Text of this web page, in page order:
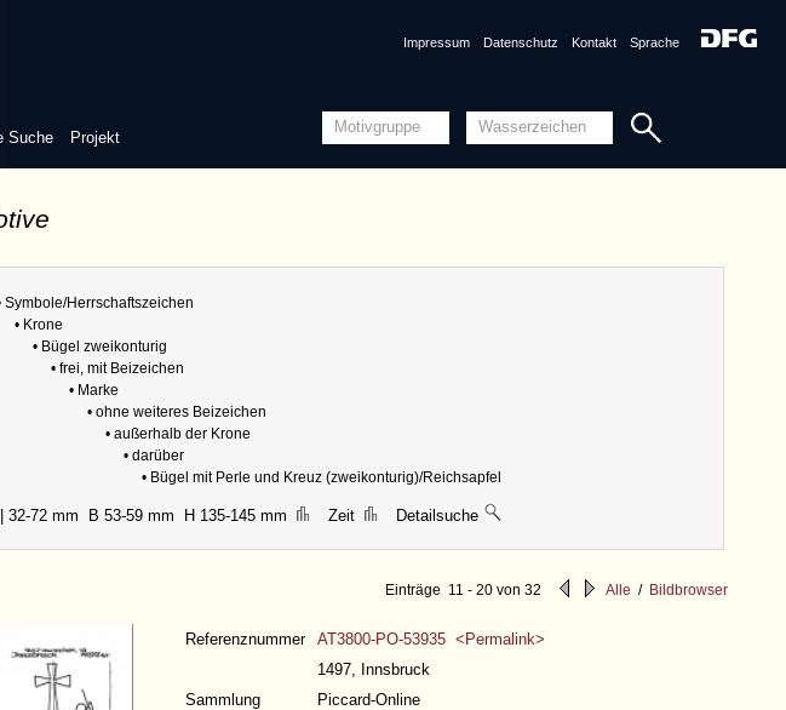
Suche Projekt
Impressum Datenschutz Kontakt Sprache
Symbole/Herrschaftszeichen
• Krone
• Bügel zweikonturig
• frei, mit Beizeichen
• Marke
• ohne weiteres Beizeichen
• außerhalb der Krone
• darüber
• Bügel mit Perle und Kreuz (zweikonturig)/Reichsapfel
|| 32-72 mm B 53-59 mm H 135-145 mm Zeit Detailsuche
Einträge 11 - 20 von 32 Alle / Bildbrowser
AT3800-PO-53932 (1497)
Detailansicht
Quellensystematik
Referenznummer
AT3800-PO-53934 <Permalink>
Referenznummer
AT3800-PO-53935 <Permalink>
1497, Innsbruck
Sammlung
Piccard-Online